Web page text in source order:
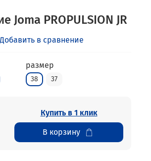
Joma PROPULSION JR
в сравнение
размер
38 37
Купить в 1 клик
В корзину